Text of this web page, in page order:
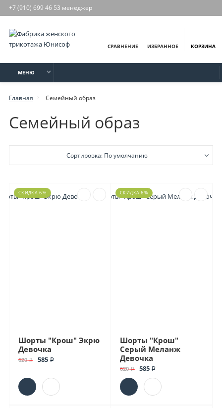
+7 (910) 699 46 53 менеджер
СРАВНЕНИЕ ИЗБРАННОЕ КОРЗИНА
МЕНЮ
Главная Семейный образ
Семейный образ
Сортировка: По умолчанию
СКИДКА 6 %
Шорты "Крош" Экрю
Девочка
620 ₽ 585 ₽
СКИДКА 6 %
Шорты "Крош"
Серый Меланж
Девочка
620 ₽ 585 ₽